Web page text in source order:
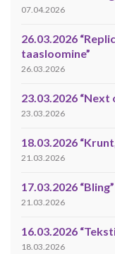
07.04.2026
26.03.2026
taasloomine”
26.03.2026
23.03.2026 “Next
23.03.2026
18.03.2026
21.03.2026
17.03.2026 “Bling”
21.03.2026
16.03.2026
18.03.2026